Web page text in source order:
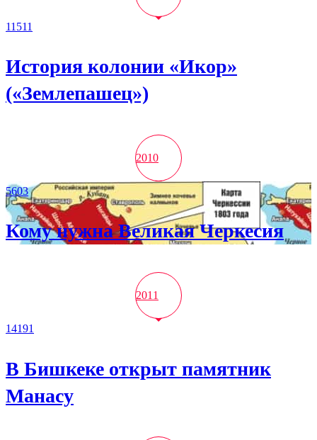
11511
История колонии «Икор»
(«Землепашец»)
2010
5603
Кому нужна Великая Черкесия
2011
14191
В Бишкеке открыт памятник
Манасу